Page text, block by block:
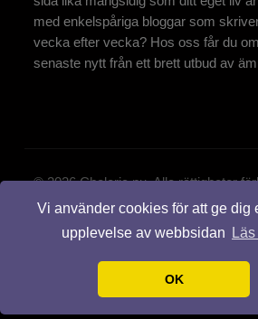
Vi använder cookies för att ge dig
upplevelse av webbsidan
OK
med enkelspåriga bloggar som
vecka efter vecka? Hos oss får du
senaste nytt från ett brett utbud av
© 2026 Choleric.nu. Alla rättigheter